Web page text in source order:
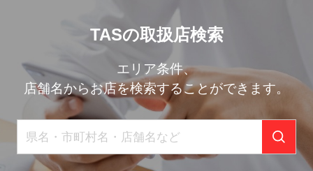
TASの取扱店検索
エリア条件、
店舗名からお店を検索することができます。